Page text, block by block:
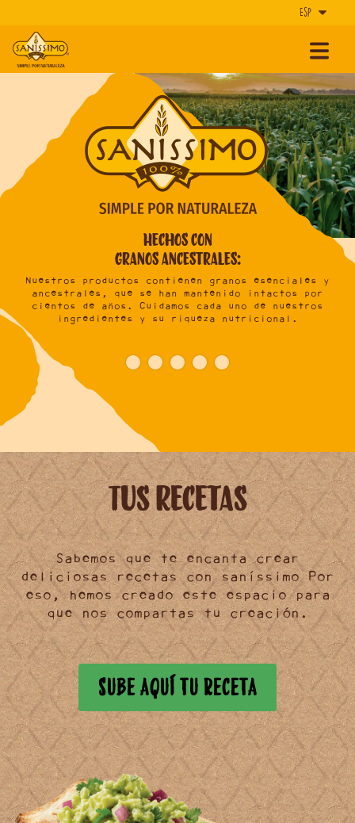
Hechos con
granos ancestrales:
Nuestros productos contienen granos esenciales y
ancestrales , que se han mantenido intactos por
cientos de años. Cuidamos cada uno de nuestros
ingredientes y su riqueza nutricional .
Tus Recetas
Sabemos que te encanta crear
deliciosas recetascon saníssimo Por
eso, hemos creado esteespaciopara
que noscompartastu creación.
SUBE AQUÍ TU RECETA